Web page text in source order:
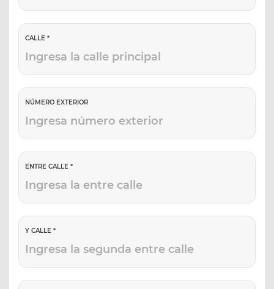
CALLE *
NÚMERO EXTERIOR
ENTRE CALLE *
Y CALLE *